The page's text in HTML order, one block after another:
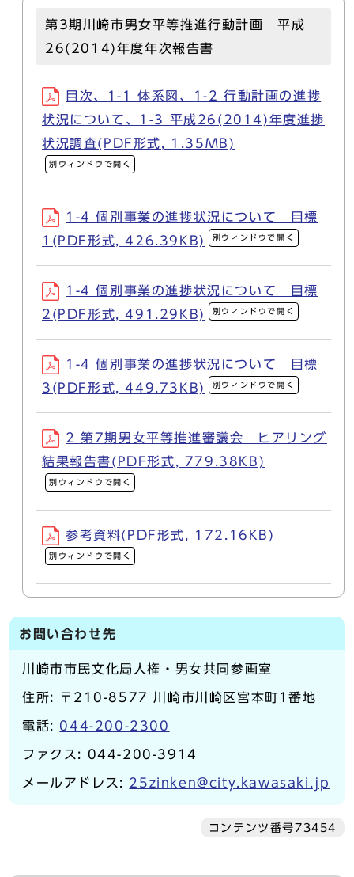
第3期川崎市男女平等推進行動計画 平成
26(2014)年度年次報告書
目次、1-1 体系図、1-2 行動計画の進捗
状況について、1-3 平成26(2014)年度進捗
状況調査(PDF形式, 1.35MB)
別ウィンドウで開く
1-4 個別事業の進捗状況について 目標
1(PDF形式, 426.39KB)
別ウィンドウで開く
1-4 個別事業の進捗状況について 目標
2(PDF形式, 491.29KB)
別ウィンドウで開く
1-4 個別事業の進捗状況について 目標
3(PDF形式, 449.73KB)
別ウィンドウで開く
2 第7期男女平等推進審議会 ヒアリング
結果報告書(PDF形式, 779.38KB)
別ウィンドウで開く
参考資料(PDF形式, 172.16KB)
別ウィンドウで開く
お問い合わせ先
川崎市市民文化局人権・男女共同参画室
住所: 〒210-8577 川崎市川崎区宮本町1番地
電話: 044-200-2300
ファクス: 044-200-3914
メールアドレス: 25zinken@city.kawasaki.jp
コンテンツ番号73454